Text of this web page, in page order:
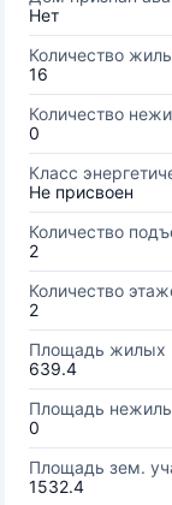
Нет
Количество
16
Количество
0
Класс
Не присвоен
Количество
2
Количество
2
Площадь жилых
639.4
Площадь
0
Площадь зем.
1532.4